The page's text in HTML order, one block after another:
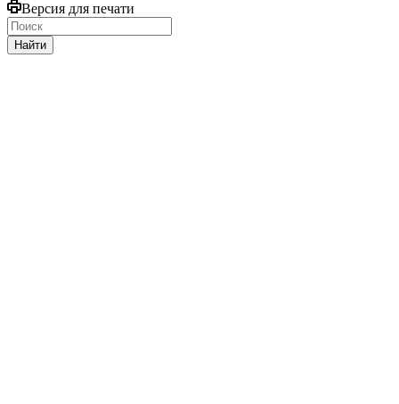
Версия для печати
Найти